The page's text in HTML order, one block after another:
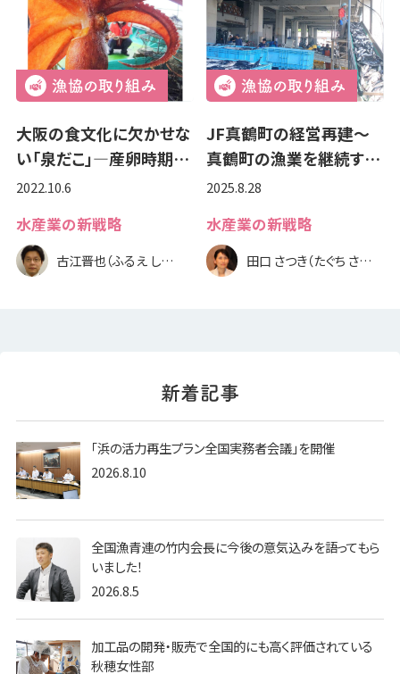
大阪の食文化に欠かせな
い「泉だこ」―産卵時期…
2022.10.6
水産業の新戦略
古江晋也（ふるえ しんや）
JF真鶴町の経営再建～
真鶴町の漁業を継続す…
2025.8.28
水産業の新戦略
田口 さつき（たぐち さつき）
「浜の活力再生プラン全国実務者会議」を開催
2026.8.10
全国漁青連の竹内会長に今後の意気込みを語ってもら
いました！
2026.8.5
加工品の開発・販売で全国的にも高く評価されている
秋穂女性部